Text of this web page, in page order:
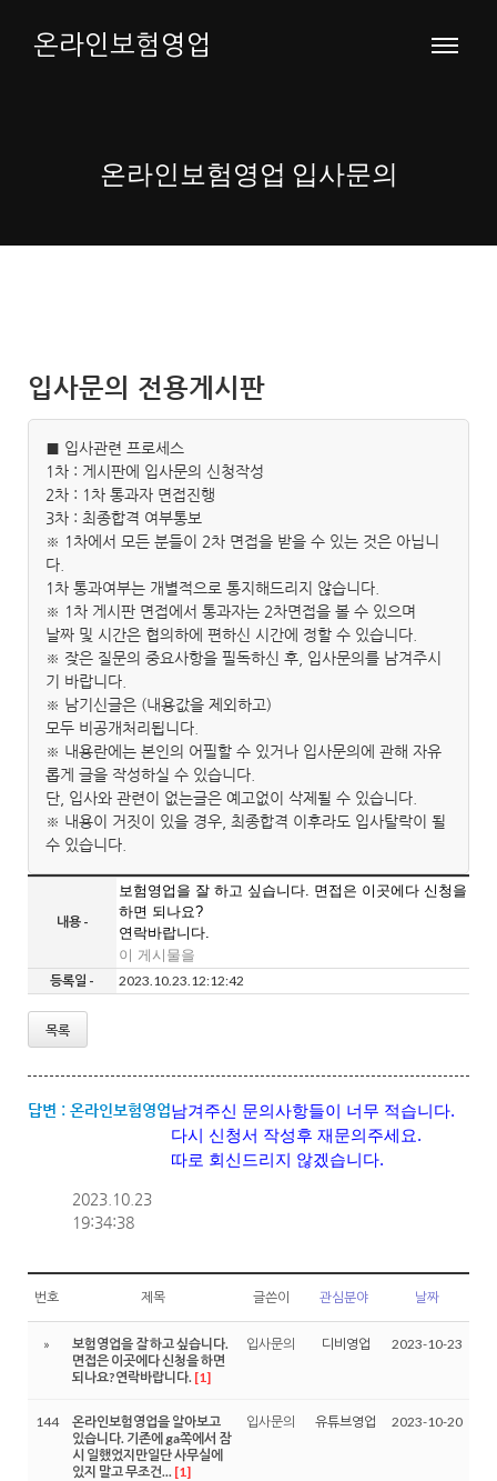
온라인보험영업
온라인보험영업 입사문의
입사문의 전용게시판
■ 입사관련 프로세스
1차 : 게시판에 입사문의 신청작성
2차 : 1차 통과자 면접진행
3차 : 최종합격 여부통보
※ 1차에서 모든 분들이 2차 면접을 받을 수 있는 것은 아닙니
다.
1차 통과여부는 개별적으로 통지해드리지 않습니다.
※ 1차 게시판 면접에서 통과자는 2차면접을 볼 수 있으며
날짜 및 시간은 협의하에 편하신 시간에 정할 수 있습니다.
※ 잦은 질문의 중요사항을 필독하신 후, 입사문의를 남겨주시
기 바랍니다.
※ 남기신글은 (내용값을 제외하고)
모두 비공개처리됩니다.
※ 내용란에는 본인의 어필할 수 있거나 입사문의에 관해 자유
롭게 글을 작성하실 수 있습니다.
단, 입사와 관련이 없는글은 예고없이 삭제될 수 있습니다.
※ 내용이 거짓이 있을 경우, 최종합격 이후라도 입사탈락이 될
수 있습니다.
내용 -
보험영업을 잘 하고 싶습니다. 면접은 이곳에다 신청을
하면 되나요?
연락바랍니다.
이 게시물을
등록일 -
2023.10.23.12:12:42
목록
답변 : 온라인보험영업남겨주신 문의사항들이 너무 적습니다.
다시 신청서 작성후 재문의주세요.
따로 회신드리지 않겠습니다.
2023.10.23
19:34:38
번호 제목 글쓴이 관심분야 날짜
»
보험영업을 잘 하고 싶습니다.
면접은 이곳에다 신청을 하면
되나요?연락바랍니다. [1]
입사문의 디비영업 2023-10-23
144
온라인보험영업을 알아보고
있습니다. 기존에 ga쪽에서 잠
시 일했었지만일단 사무실에
있지 말고 무조건... [1]
입사문의 유튜브영업 2023-10-20